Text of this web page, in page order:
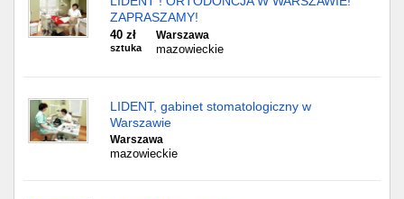
ZAPRASZAMY!
40 zł
sztuka
Warszawa
mazowieckie
LIDENT, gabinet stomatologiczny w
Warszawie
Warszawa
mazowieckie